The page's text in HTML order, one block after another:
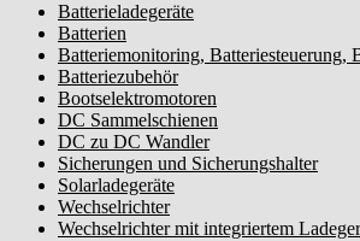
Batterieladegeräte
Batterien
Batteriemonitoring, Batteriesteuerung,
Batteriezubehör
Bootselektromotoren
DC Sammelschienen
DC zu DC Wandler
Sicherungen und Sicherungshalter
Solarladegeräte
Wechselrichter
Wechselrichter mit integriertem